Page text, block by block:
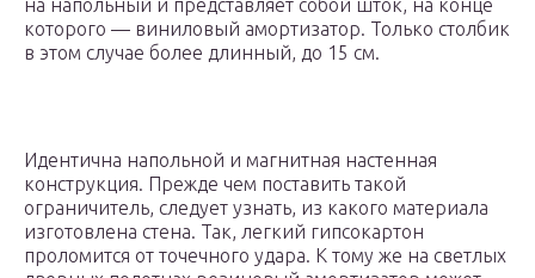
на напольный и представляет собой шток, на конце
которого — виниловый амортизатор. Только столбик
в этом случае более длинный, до 15 см.
Идентична напольной и магнитная настенная
конструкция. Прежде чем поставить такой
ограничитель, следует узнать, из какого материала
изготовлена стена. Так, легкий гипсокартон
проломится от точечного удара. К тому же на светлых